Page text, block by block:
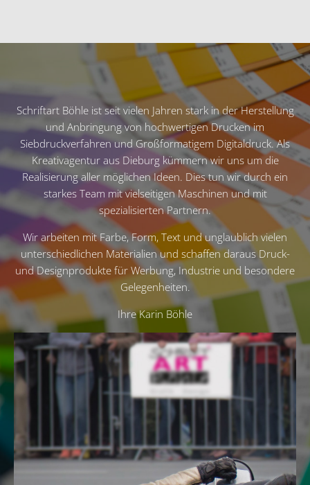
Schriftart Böhle ist seit vielen Jahren stark in der Herstellung
und Anbringung von hochwertigen Drucken im
Siebdruckverfahren und Großformatigem Digitaldruck. Als
Kreativagentur aus Dieburg kümmern wir uns um die
Realisierung aller möglichen Ideen. Dies tun wir durch ein
starkes Team mit vielseitigen Maschinen und mit
spezialisierten Partnern.
Wir arbeiten mit Farbe, Form, Text und unglaublich vielen
unterschiedlichen Materialien und schaffen daraus Druck-
und Designprodukte für Werbung, Industrie und besondere
Gelegenheiten.
Ihre Karin Böhle